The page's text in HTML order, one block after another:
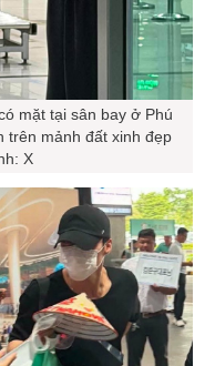
mặt tại sân bay ở Phú
trên mảnh đất xinh đẹp
X